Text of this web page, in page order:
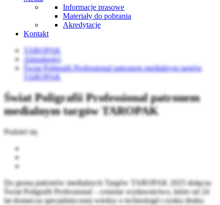
Informacje prasowe
Materiały do pobrania
Akredytacje
Kontakt
TAROPAK
Aktualności
Świat Poligrafii Professional patronem medialnym targów
TAROPAK
Świat Poligrafii Professional patronem
medialnym targów TAROPAK
Podziel się
Do grona patronów medialnych Targów TAROPAK 2025 dołącza
Świat Poligrafii Professional – cenione wydawnictwo, które od 24
lat dostarcza specjalistycznej wiedzy o technologii i rynku druku.